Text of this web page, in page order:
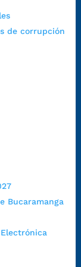
de corrupción
Bucaramanga